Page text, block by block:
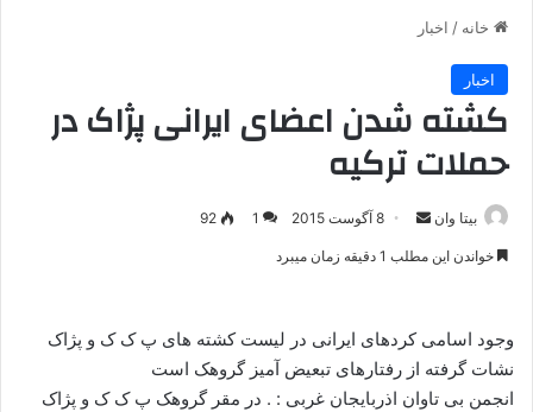
خانه / اخبار
اخبار
کشته شدن اعضای ایرانی پژاک در
حملات ترکیه
بیتا وان
ر
ل
8 آگوست 2015 1
92
خواندن این مطلب 1 دقیقه زمان میبرد
وجود اسامی کردهای ایرانی در لیست کشته های پ ک ک و پژاک
نشات گرفته از رفتارهای تبعیض آمیز گروهک است
انجمن بی تاوان اذربایجان غربی : . در مقر گروهک پ ک ک و پژاک